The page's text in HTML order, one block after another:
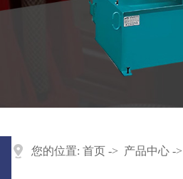
您的位置: 首页 -> 产品中心 ->